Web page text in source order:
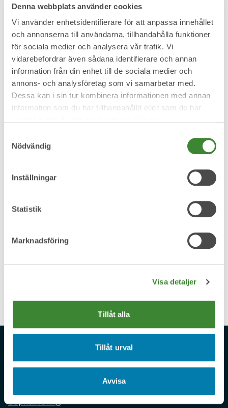
Denna webbplats använder cookies
Vi använder enhetsidentifierare för att anpassa innehållet
och annonserna till användarna, tillhandahålla funktioner
för sociala medier och analysera vår trafik. Vi
vidarebefordrar även sådana identifierare och annan
information från din enhet till de sociala medier och
annons- och analysföretag som vi samarbetar med.
Dessa kan i sin tur kombinera informationen med annan
information som du har tillhandahållit eller som de har
Nödvändig
Inställningar
Statistik
Marknadsföring
Visa detaljer
Tillåt alla
Tillåt urval
Avvisa
Josefin Lundqvist
Kommunikationsansvarig
Telefon: 0911 93107
E-post: josefin.lundqvist@pireva.se
Pireva i Media
huvudvattenledning
Sophämtning